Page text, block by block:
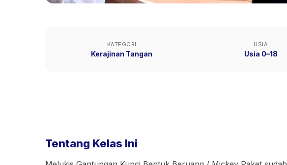
KATEGORI
Kerajinan Tangan
USIA
Usia 0–18
Tentang Kelas Ini